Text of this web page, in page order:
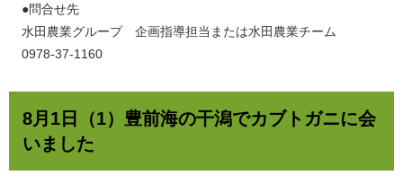
​●問合せ先
水田農業グループ 企画指導担当または水田農業チーム
0978-37-1160
8月1日（1）豊前海の干潟でカブトガニに会
いました